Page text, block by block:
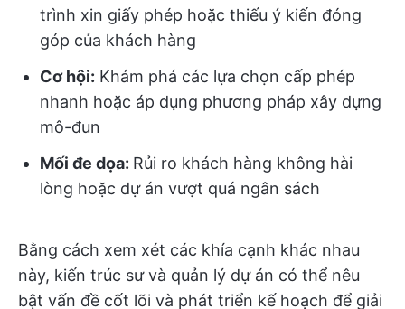
trình xin giấy phép hoặc thiếu ý kiến đóng
góp của khách hàng
Cơ hội: Khám phá các lựa chọn cấp phép
nhanh hoặc áp dụng phương pháp xây dựng
mô-đun
Mối đe dọa: Rủi ro khách hàng không hài
lòng hoặc dự án vượt quá ngân sách
Bằng cách xem xét các khía cạnh khác nhau
này, kiến trúc sư và quản lý dự án có thể nêu
bật vấn đề cốt lõi và phát triển kế hoạch để giải